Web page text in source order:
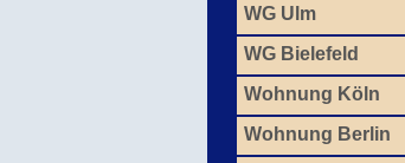
WG Ulm
WG Bielefeld
Wohnung Köln
Wohnung Berlin